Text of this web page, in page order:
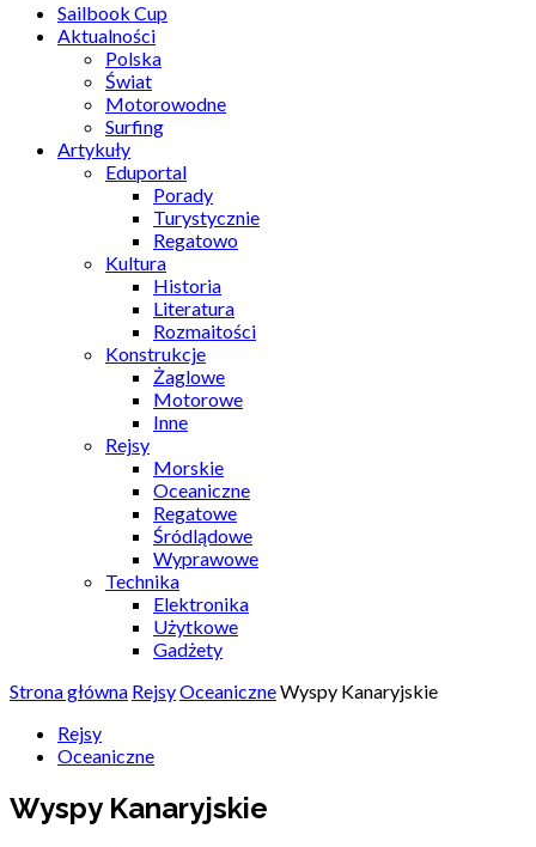
Sailbook Cup
Aktualności
Polska
Świat
Motorowodne
Surfing
Artykuły
Eduportal
Porady
Turystycznie
Regatowo
Kultura
Historia
Literatura
Rozmaitości
Konstrukcje
Żaglowe
Motorowe
Inne
Rejsy
Morskie
Oceaniczne
Regatowe
Śródlądowe
Wyprawowe
Technika
Elektronika
Użytkowe
Gadżety
Strona główna RejsyOceaniczneWyspy Kanaryjskie
Rejsy
Oceaniczne
Wyspy Kanaryjskie